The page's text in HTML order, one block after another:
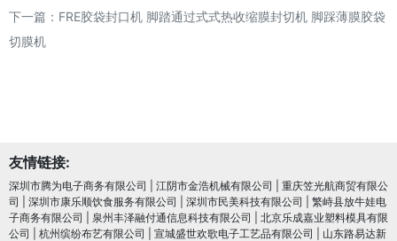
下一篇： FRE胶袋封口机 脚踏通过式式热收缩膜封切机 脚踩薄膜胶袋
切膜机
友情链接:
深圳市腾为电子商务有限公司 江阴市金浩机械有限公司
重庆笠光航商贸有限公
司
深圳市康乐顺饮食服务有限公司 深圳市民美科技有限公司
繁峙县放牛娃电
子商务有限公司
泉州丰泽融付通信息科技有限公司
北京乐成嘉业塑料模具有限
公司
杭州缤纷布艺有限公司 宣城盛世欢歌电子工艺品有限公司
山东路易达新